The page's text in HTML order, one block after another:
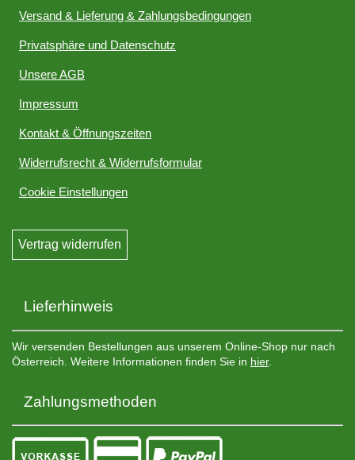
Versand & Lieferung & Zahlungsbedingungen
Privatsphäre und Datenschutz
Unsere AGB
Impressum
Kontakt & Öffnungszeiten
Widerrufsrecht & Widerrufsformular
Cookie Einstellungen
Vertrag widerrufen
Lieferhinweis
Wir versenden Bestellungen aus unserem Online-Shop nur nach
Österreich. Weitere Informationen finden Sie in hier.
Zahlungsmethoden